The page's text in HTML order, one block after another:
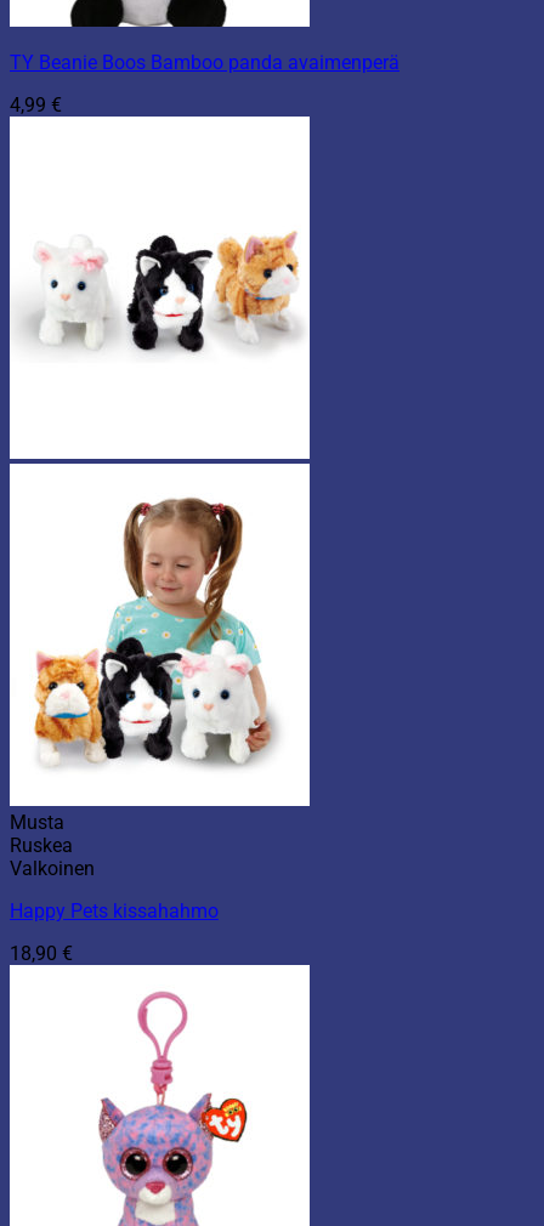
TY Beanie Boos Bamboo panda avaimenperä
4,99 €
Musta
Ruskea
Valkoinen
Happy Pets kissahahmo
18,90 €